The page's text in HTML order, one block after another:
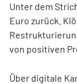
Unter dem
Euro zurück.
von positiven
Über digitale